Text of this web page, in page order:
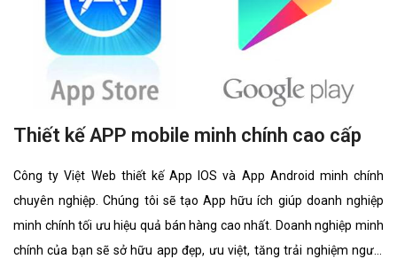
Thiết kế APP mobile minh chính cao cấp
Công ty Việt Web thiết kế App IOS và App Android minh chính
chuyên nghiệp. Chúng tôi sẽ tạo App hữu ích giúp doanh nghiệp
minh chính tối ưu hiệu quả bán hàng cao nhất. Doanh nghiệp minh
chính của bạn sẽ sở hữu app đẹp, ưu việt, tăng trải nghiệm người